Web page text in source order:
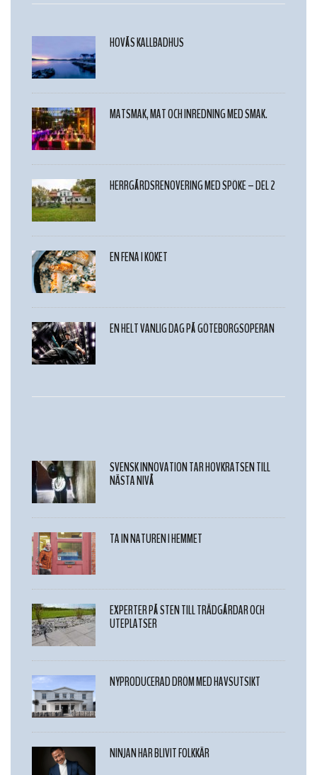
HOVÅS KALLBADHUS
MATSMAK, MAT OCH INREDNING MED SMAK.
HERRGÅRDSRENOVERING MED SPÖKE – DEL 2
EN FENA I KÖKET
EN HELT VANLIG DAG PÅ GÖTEBORGSOPERAN
SVENSK INNOVATION TAR HOVKRATSEN TILL
NÄSTA NIVÅ
TA IN NATUREN I HEMMET
EXPERTER PÅ STEN TILL TRÄDGÅRDAR OCH
UTEPLATSER
NYPRODUCERAD DRÖM MED HAVSUTSIKT
NINJAN HAR BLIVIT FOLKKÄR